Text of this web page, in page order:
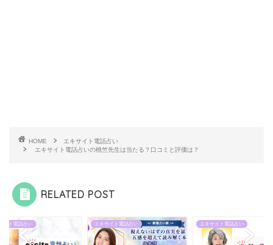
HOME
エキサイト電話占い
エキサイト電話占いの桃竺先生は当たる？口コミと評価は？
RELATED POST
イト電話占い エキサイト電話占い エキサイト電話占い